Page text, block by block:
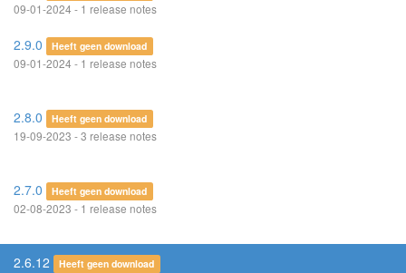
09-01-2024 - 1 release notes
2.9.0 Heeft geen download
09-01-2024 - 1 release notes
2.8.0 Heeft geen download
19-09-2023 - 3 release notes
2.7.0 Heeft geen download
02-08-2023 - 1 release notes
2.6.12 Heeft geen download